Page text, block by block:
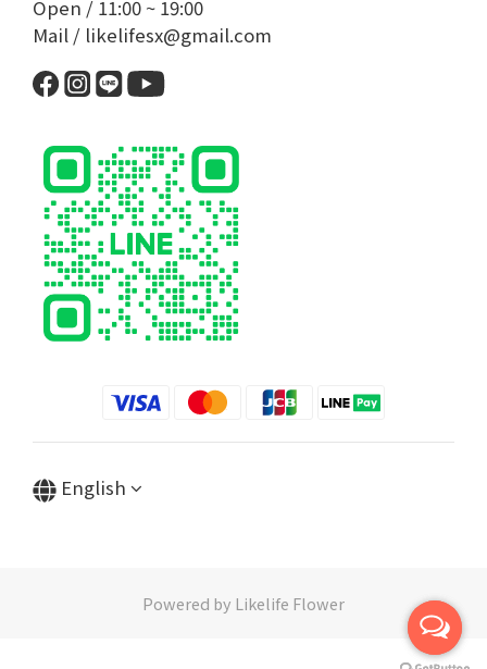
Open / 11:00 ~ 19:00
Mail / likelifesx@gmail.com
English
Powered by Likelife Flower